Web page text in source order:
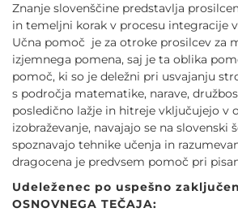
Znanje slovenščine predstavlja
in temeljni korak v procesu integracije
Učna pomoč je za otroke prosilcev za
izjemnega pomena, saj je ta oblika
pomoč, ki so je deležni pri usvajanju
s področja matematike, narave,
posledično lažje in hitreje vključujejo v
izobraževanje, navajajo se na slovenski
spoznavajo tehnike učenja in
dragocena je predvsem pomoč pri
Udeleženec po uspešno
OSNOVNEGA TEČAJA: